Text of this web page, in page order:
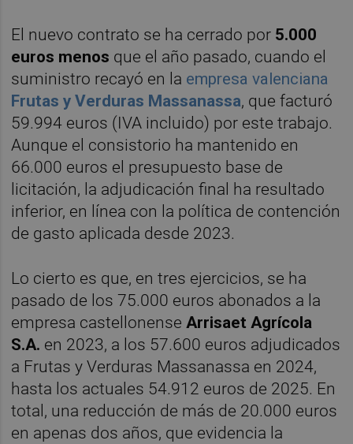
El nuevo contrato se ha cerrado por 5.000
euros menos que el año pasado, cuando el
suministro recayó en la empresa valenciana
Frutas y Verduras Massanassa, que facturó
59.994 euros (IVA incluido) por este trabajo.
Aunque el consistorio ha mantenido en
66.000 euros el presupuesto base de
licitación, la adjudicación final ha resultado
inferior, en línea con la política de contención
de gasto aplicada desde 2023.
Lo cierto es que, en tres ejercicios, se ha
pasado de los 75.000 euros abonados a la
empresa castellonenseArrisaet Agrícola
S.A. en 2023, a los 57.600 euros adjudicados
a Frutas y Verduras Massanassa en 2024,
hasta los actuales 54.912 euros de 2025. En
total, una reducción de más de 20.000 euros
en apenas dos años, que evidencia la